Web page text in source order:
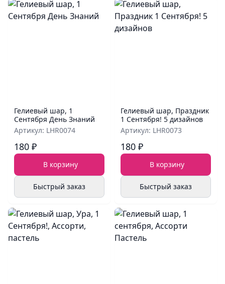
Гелиевый шар, 1
Сентября День Знаний
Артикул: LHR0074
180 ₽
В корзину
Быстрый заказ
Гелиевый шар, Праздник
1 Сентября! 5 дизайнов
Артикул: LHR0073
180 ₽
В корзину
Быстрый заказ